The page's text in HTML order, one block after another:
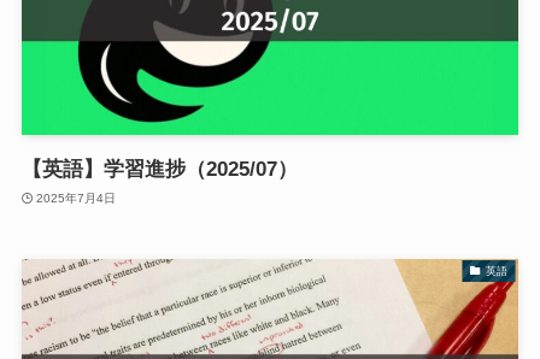
【英語】学習進捗（2025/07）
2025年7月4日
英語